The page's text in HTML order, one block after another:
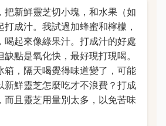
把新鮮靈芝切小塊，和水果（如
成汁。我試過加蜂蜜和檸檬，
喝起來像綠果汁。打成汁的好處
點是氧化快，最好現打現喝。
箱，隔天喝覺得味道變了，可能
新鮮靈芝怎麼吃才不浪費？打成
而且靈芝用量別太多，以免苦味